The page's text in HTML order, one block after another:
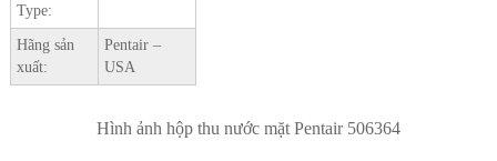
Type:
Hãng sản
xuất:
Pentair –
USA
Hình ảnh hộp thu nước mặt Pentair 506364